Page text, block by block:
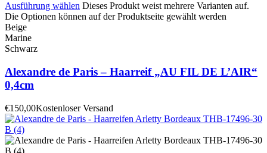
Ausführung wählen Dieses Produkt weist mehrere Varianten auf.
Die Optionen können auf der Produktseite gewählt werden
Beige
Marine
Schwarz
Alexandre de Paris – Haarreif „AU FIL DE L’AIR“
0,4cm
€150,00Kostenloser Versand